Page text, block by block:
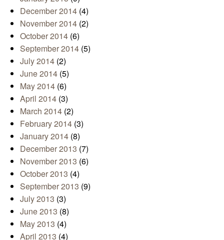
December 2014 (4)
November 2014 (2)
October 2014 (6)
September 2014 (5)
July 2014 (2)
June 2014 (5)
May 2014 (6)
April 2014 (3)
March 2014 (2)
February 2014 (3)
January 2014 (8)
December 2013 (7)
November 2013 (6)
October 2013 (4)
September 2013 (9)
July 2013 (3)
June 2013 (8)
May 2013 (4)
April 2013 (4)